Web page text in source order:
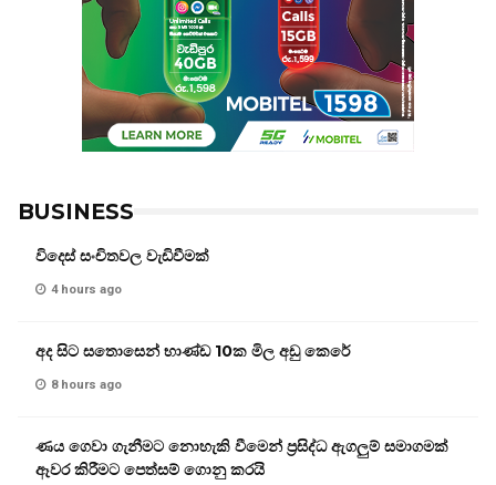
BUSINESS
විදෙස් සංචිතවල වැඩිවීමක්
4 hours ago
අද සිට සතොසෙන් භාණ්ඩ 10ක මිල අඩු කෙරේ
8 hours ago
ණය ගෙවා ගැනීමට නොහැකි වීමෙන් ප්‍රසිද්ධ ඇගලුම් සමාගමක්
ඈවර කිරීමට පෙත්සම් ගොනු කරයි